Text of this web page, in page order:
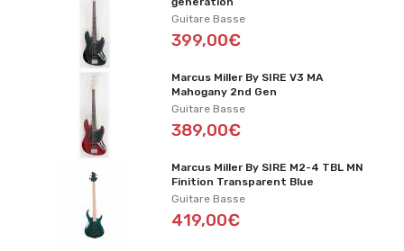
Guitare Basse
399,00€
Marcus Miller By SIRE V3 MA
Mahogany 2nd Gen
Guitare Basse
389,00€
Marcus Miller By SIRE M2-4 TBL MN
Finition Transparent Blue
Guitare Basse
419,00€